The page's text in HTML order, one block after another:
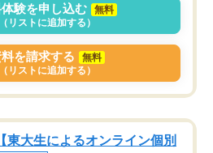
験を申し込む
無料
（リストに追加する）
を請求する
無料
（リストに追加する）
東大生によるオンライン個別